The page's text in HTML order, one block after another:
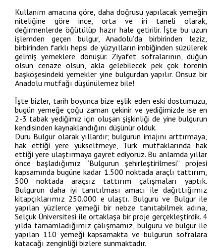
Kullanım amacına göre, daha doğrusu yapılacak yemeğin
niteliğine göre ince, orta ve iri taneli olarak,
değirmenlerde öğütülüp hazır hale getirilir. İşte bu uzun
işlemden geçen bulgur, Anadolu’da birbirinden leziz,
birbirinden farklı hepsi de yüzyılların imbiğinden süzülerek
gelmiş yemeklere dönüşür. Ziyafet sofralarının, düğün
olsun cenaze olsun, akla gelebilecek pek çok törenin
başköşesindeki yemekler yine bulgurdan yapılır. Onsuz bir
Anadolu mutfağı düşünülemez bile!
İşte bizler, tarih boyunca bize eşlik eden eski dostumuzu,
bugün yemeğe çoğu zaman çekinir ve yediğimizde ise en
2-3 tabak yediğimiz için oluşan şişkinliği de yine bulgurun
kendisinden kaynaklandığını düşünür olduk.
Duru Bulgur olarak yıllardır; bulgurun imajını arttırmaya,
hak ettiği yere yükseltmeye, Türk mutfaklarında hak
ettiği yere ulaştırmaya gayret ediyoruz. Bu anlamda yıllar
önce başladığımız “Bulgurun şehirleştirilmesi” projesi
kapsamında bugüne kadar 1.500 noktada araçlı tattırım,
500 noktada araçsız tattırım çalışmaları yaptık.
Bulgurun daha iyi tanıtılması amacı ile dağıttığımız
kitapçıklarımız 250.000 e ulaştı. Bulguru ve Bulgur ile
yapılan yüzlerce yemeği bir nebze tanıtabilmek adına,
Selçuk Üniversitesi ile ortaklaşa bir proje gerçekleştirdik. 4
yılda tamamladığımız çalışmamız, bulguru ve bulgur ile
yapılan 110 yemeği kapsamakta ve bulgurun sofralara
katacağı zenginliği bizlere sunmaktadır.